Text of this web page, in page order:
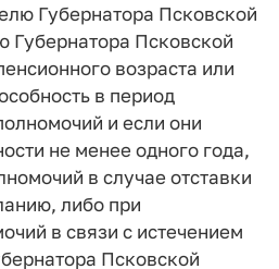
Губернатора Псковской
Губернатора Псковской
возраста или
в период
и если они
не менее одного года,
в случае отставки
либо при
в связи с истечением
Псковской